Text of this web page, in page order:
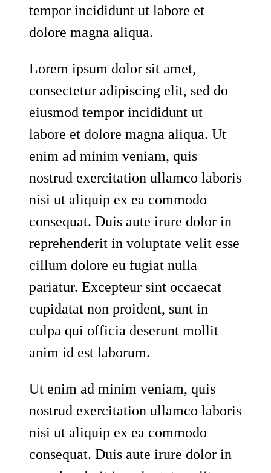
tempor incididunt ut labore et
dolore magna aliqua.
Lorem ipsum dolor sit amet,
consectetur adipiscing elit, sed do
eiusmod tempor incididunt ut
labore et dolore magna aliqua. Ut
enim ad minim veniam, quis
nostrud exercitation ullamco laboris
nisi ut aliquip ex ea commodo
consequat. Duis aute irure dolor in
reprehenderit in voluptate velit esse
cillum dolore eu fugiat nulla
pariatur. Excepteur sint occaecat
cupidatat non proident, sunt in
culpa qui officia deserunt mollit
anim id est laborum.
Ut enim ad minim veniam, quis
nostrud exercitation ullamco laboris
nisi ut aliquip ex ea commodo
consequat. Duis aute irure dolor in